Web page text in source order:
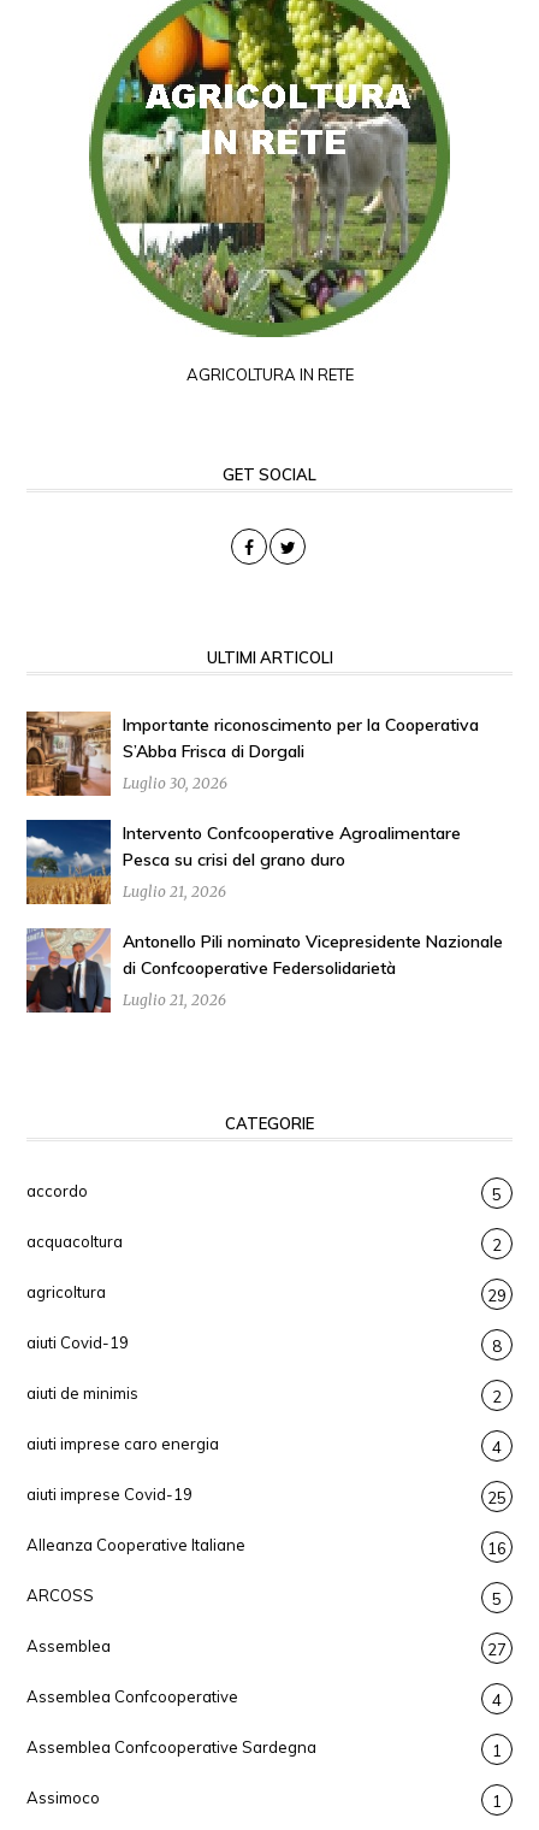
AGRICOLTURA IN RETE
GET SOCIAL
ULTIMI ARTICOLI
Importante riconoscimento per la Cooperativa
S’Abba Frisca di Dorgali
Luglio 30, 2026
Intervento Confcooperative Agroalimentare
Pesca su crisi del grano duro
Luglio 21, 2026
Antonello Pili nominato Vicepresidente Nazionale
di Confcooperative Federsolidarietà
Luglio 21, 2026
CATEGORIE
accordo 5
acquacoltura 2
agricoltura 29
aiuti Covid-19 8
aiuti de minimis 2
aiuti imprese caro energia 4
aiuti imprese Covid-19 25
Alleanza Cooperative Italiane 16
ARCOSS 5
Assemblea 27
Assemblea Confcooperative 4
Assemblea Confcooperative Sardegna 1
Assimoco 1